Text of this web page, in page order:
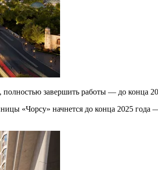
завершить работы — до конца
«Чорсу» начнется до конца 2025